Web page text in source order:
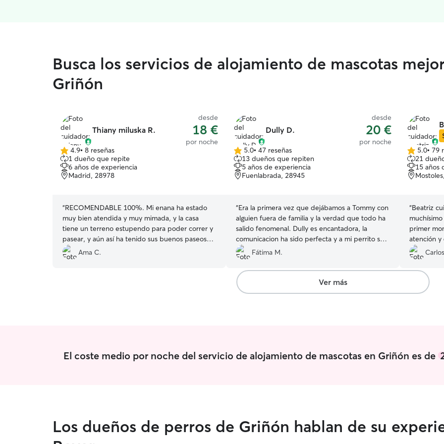
Busca los servicios de alojamiento de mascotas
Griñón
Thiany miluska R.
desde
18 €
por noche
4.9
de
5
estrellas
4.9• 8 reseñas
1 dueño que repite
6 años de experiencia
Madrid, 28978
“RECOMENDABLE 100%. Mi enana ha estado
muy bien atendida y muy mimada, y la casa
tiene un terreno estupendo para poder correr y
pasear, y aún así ha tenido sus buenos paseos
por el parque. Sin duda repetiremos!
Ama C.
Dully D.
desde
20 €
por noche
5.0
de
5
estrellas
5.0• 47 reseñas
13 dueños que repiten
5 años de experiencia
Fuenlabrada, 28945
“Era la primera vez que dejábamos a Tommy con
alguien fuera de familia y la verdad que todo ha
salido fenomenal. Dully es encantadora, la
comunicacion ha sido perfecta y a mi perrito se
le veía muy feliz. Contaremos con ella para otras
ocasiones. Muchas gracias por todo!
Fátima M.
5.0
de
5
estrellas
5.0• 79
21
15 años
“Beatriz
primer
atención y
informado
dejó muy
que ama a
cuidado.
Sin duda,
Ver más
El coste medio por noche del servicio de alojamiento de mascotas en Griñón es de
Los dueños de perros de Griñón hablan de su